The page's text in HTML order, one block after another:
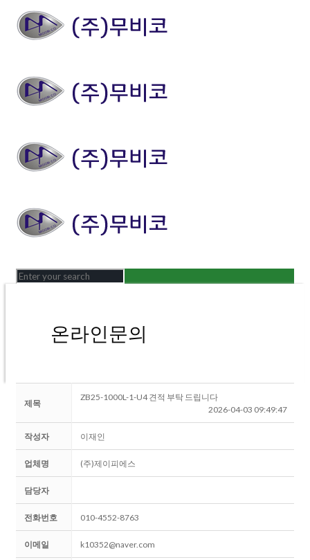
온라인문의
제목
ZB25-1000L-1-U4 견적 부탁 드립니다
2026-04-03 09:49:47
작성자 이재인
업체명 (주)제이피에스
담당자
전화번호 010-4552-8763
이메일 k10352@naver.com